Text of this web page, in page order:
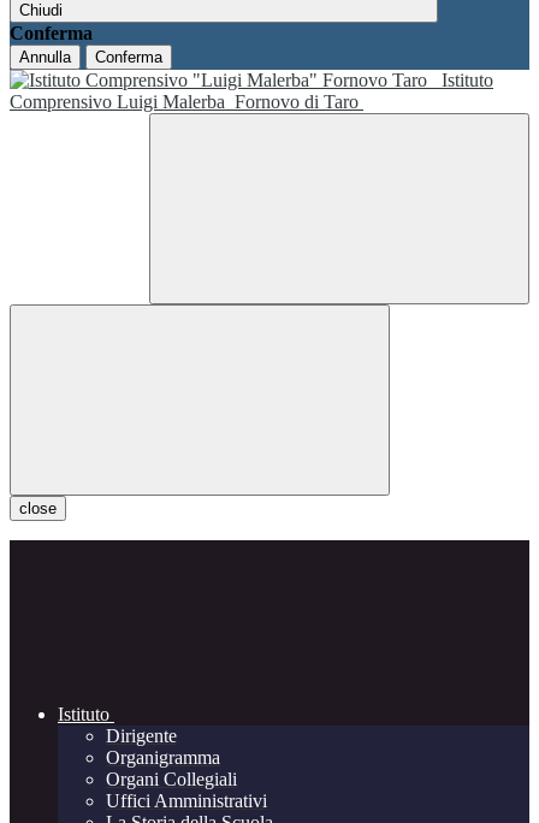
Chiudi
Conferma
Annulla Conferma
Istituto
Comprensivo Luigi Malerba Fornovo di Taro
close
Istituto
Dirigente
Organigramma
Organi Collegiali
Uffici Amministrativi